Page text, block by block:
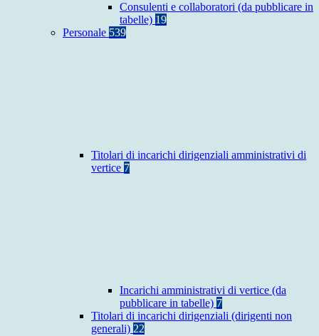
Consulenti e collaboratori (da pubblicare in
tabelle) 19
Personale 539
Titolari di incarichi dirigenziali amministrativi di
vertice 7
Incarichi amministrativi di vertice (da
pubblicare in tabelle) 7
Titolari di incarichi dirigenziali (dirigenti non
generali) 22